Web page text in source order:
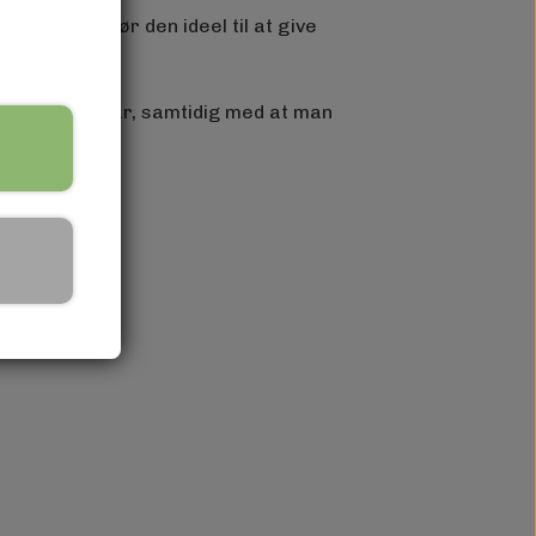
hvilket gør den ideel til at give
naturligt hår, samtidig med at man